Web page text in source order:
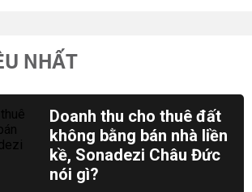
NHẤT
Doanh thu cho thuê đất
không bằng bán nhà liền
kề, Sonadezi Châu Đức
nói gì?